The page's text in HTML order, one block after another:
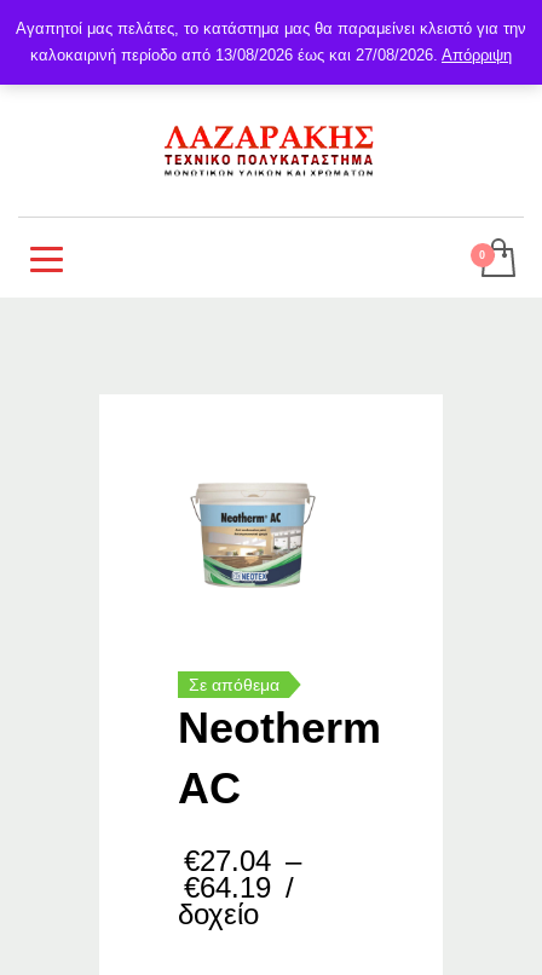
Σε απόθεμα
Neotherm
AC
€27.04 –
€64.19 Price
/
δοχείο
Αγαπητοί μας πελάτες, το κατάστημα μας θα παραμείνει κλειστό για την
καλοκαιρινή περίοδο από 13/08/2026 έως και 27/08/2026. Απόρριψη